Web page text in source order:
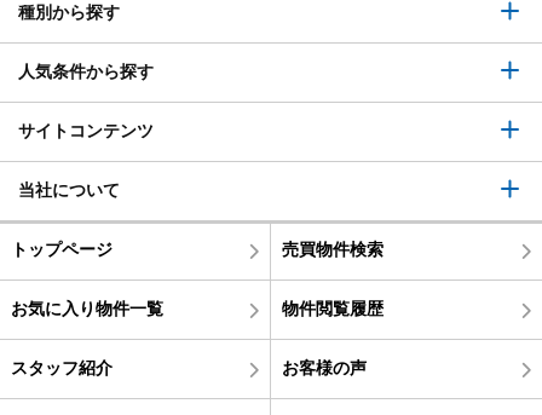
種別から探す
人気条件から探す
サイトコンテンツ
当社について
トップページ 売買物件検索
お気に入り物件一覧 物件閲覧履歴
スタッフ紹介 お客様の声